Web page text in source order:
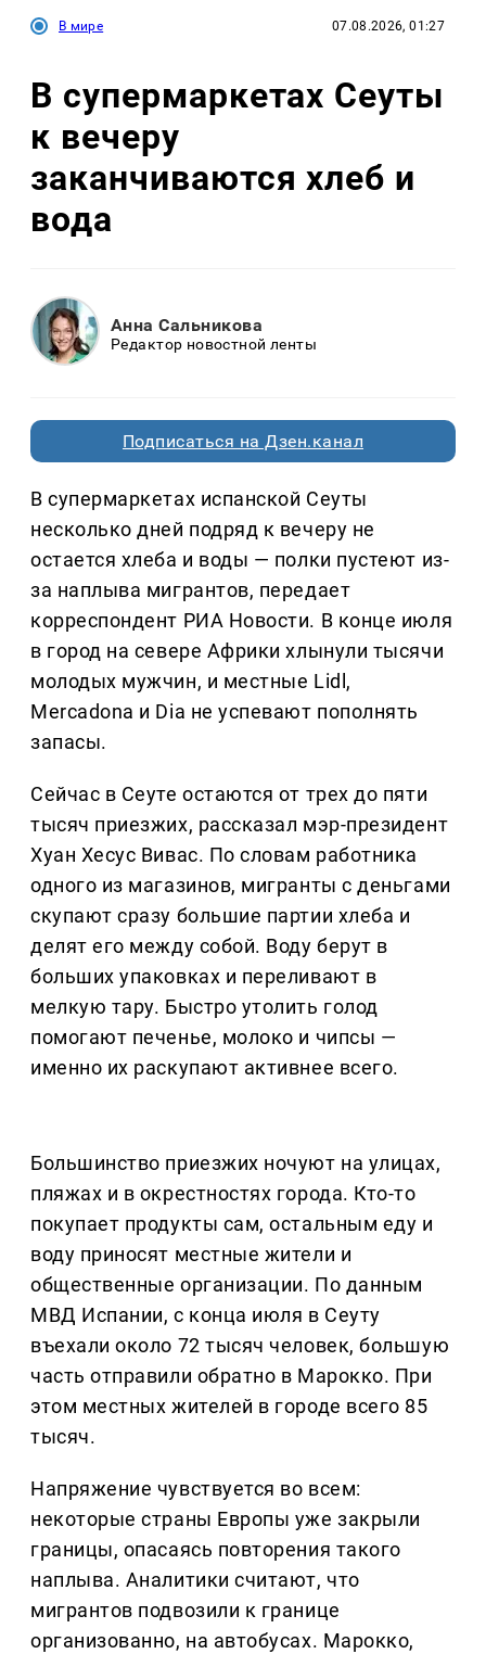
В мире 07.08.2026, 01:27
В супермаркетах Сеуты
к вечеру
заканчиваются хлеб и
вода
Анна Сальникова
Редактор новостной ленты
Подписаться на Дзен.канал
В супермаркетах испанской Сеуты
несколько дней подряд к вечеру не
остается хлеба и воды — полки пустеют из-
за наплыва мигрантов, передает
корреспондент РИА Новости. В конце июля
в город на севере Африки хлынули тысячи
молодых мужчин, и местные Lidl,
Mercadona и Dia не успевают пополнять
запасы.
Сейчас в Сеуте остаются от трех до пяти
тысяч приезжих, рассказал мэр-президент
Хуан Хесус Вивас. По словам работника
одного из магазинов, мигранты с деньгами
скупают сразу большие партии хлеба и
делят его между собой. Воду берут в
больших упаковках и переливают в
мелкую тару. Быстро утолить голод
помогают печенье, молоко и чипсы —
именно их раскупают активнее всего.
Большинство приезжих ночуют на улицах,
пляжах и в окрестностях города. Кто-то
покупает продукты сам, остальным еду и
воду приносят местные жители и
общественные организации. По данным
МВД Испании, с конца июля в Сеуту
въехали около 72 тысяч человек, большую
часть отправили обратно в Марокко. При
этом местных жителей в городе всего 85
тысяч.
Напряжение чувствуется во всем:
некоторые страны Европы уже закрыли
границы, опасаясь повторения такого
наплыва. Аналитики считают, что
мигрантов подвозили к границе
организованно, на автобусах. Марокко,